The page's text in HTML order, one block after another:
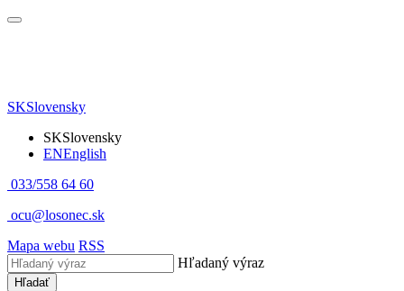
SKSlovensky
SKSlovensky
ENEnglish
033/558 64 60
ocu@losonec.sk
Mapa webu RSS
Hľadaný výraz
Hľadať